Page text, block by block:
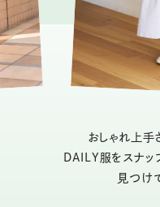
おしゃれ上手
DAILY服をスナッ
見つけ